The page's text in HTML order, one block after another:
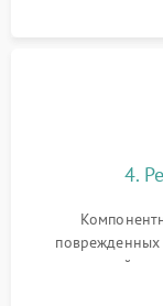
4.
поврежденных
двигателей,
лидара или